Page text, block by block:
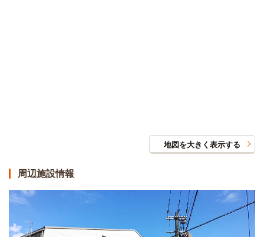
地図を大きく表示する
周辺施設情報